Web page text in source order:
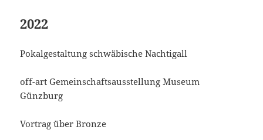
2022
Pokalgestaltung schwäbische Nachtigall
off-art Gemeinschaftsausstellung Museum
Günzburg
Vortrag über Bronze